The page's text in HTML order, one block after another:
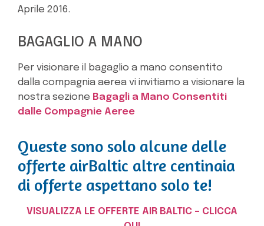
Aprile 2016.
BAGAGLIO A MANO
Per visionare il bagaglio a mano consentito
dalla compagnia aerea vi invitiamo a visionare la
nostra sezione Bagagli a Mano Consentiti
dalle Compagnie Aeree
Queste sono solo alcune delle
offerte airBaltic altre centinaia
di offerte aspettano solo te!
VISUALIZZA LE OFFERTE AIR BALTIC – CLICCA